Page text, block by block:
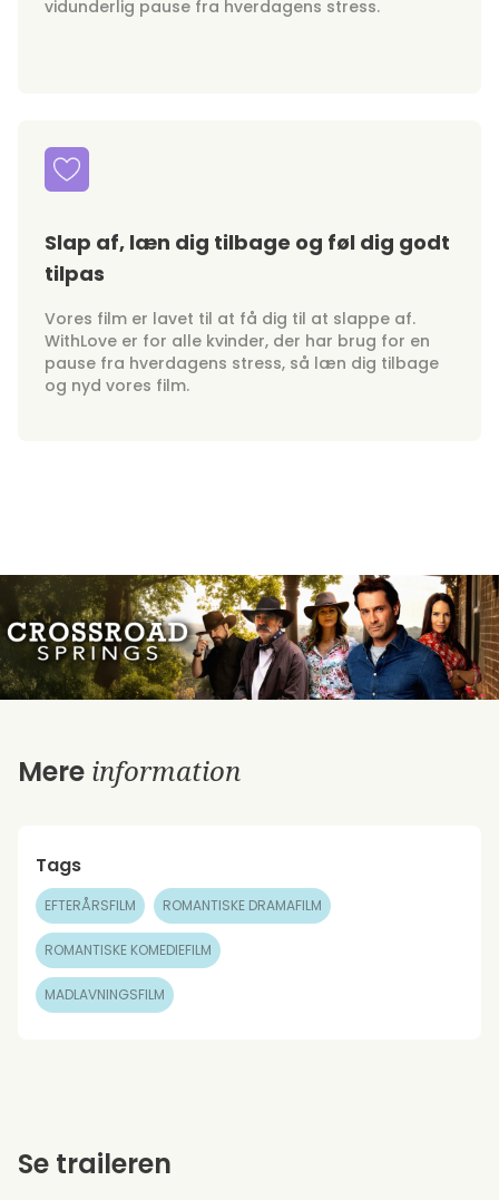
vidunderlig pause fra hverdagens stress.
Slap af, læn dig tilbage og føl dig godt
tilpas
Vores film er lavet til at få dig til at slappe af.
WithLove er for alle kvinder, der har brug for en
pause fra hverdagens stress, så læn dig tilbage
og nyd vores film.
Mere information
Tags
EFTERÅRSFILM ROMANTISKE DRAMAFILM
ROMANTISKE KOMEDIEFILM
MADLAVNINGSFILM
Se traileren